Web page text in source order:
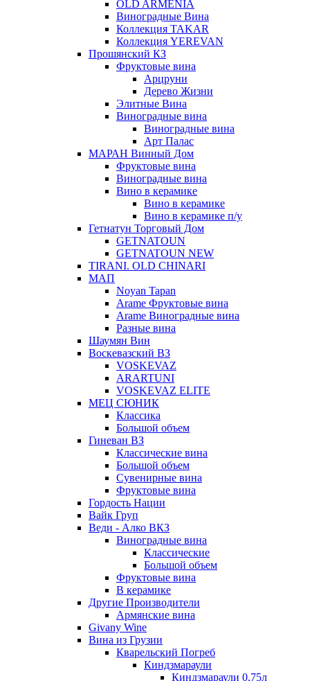
OLD ARMENIA
Виноградные Вина
Коллекция TAKAR
Коллекция YEREVAN
Прошянский КЗ
Фруктовые вина
Арцруни
Дерево Жизни
Элитные Вина
Виноградные вина
Виноградные вина
Арт Палас
МАРАН Винный Дом
Фруктовые вина
Виноградные вина
Вино в керамике
Вино в керамике
Вино в керамике п/у
Гетнатун Торговый Дом
GETNATOUN
GETNATOUN NEW
TIRANI. OLD CHINARI
МАП
Noyan Tapan
Arame Фруктовые вина
Arame Виноградные вина
Разные вина
Шаумян Вин
Воскевазский ВЗ
VOSKEVAZ
ARARTUNI
VOSKEVAZ ELITE
МЕЦ СЮНИК
Классика
Большой объем
Гиневан ВЗ
Классические вина
Большой объем
Сувенирные вина
Фруктовые вина
Гордость Нации
Вайк Груп
Веди - Алко ВКЗ
Виноградные вина
Классические
Большой объем
Фруктовые вина
В керамике
Другие Производители
Армянские вина
Givany Wine
Вина из Грузии
Кварельский Погреб
Киндзмараули
Киндзмараули 0,75л